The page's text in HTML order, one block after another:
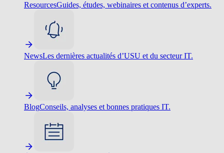
ResourcesGuides, études, webinaires et contenus d’experts.
NewsLes dernières actualités d’USU et du secteur IT.
BlogConseils, analyses et bonnes pratiques IT.